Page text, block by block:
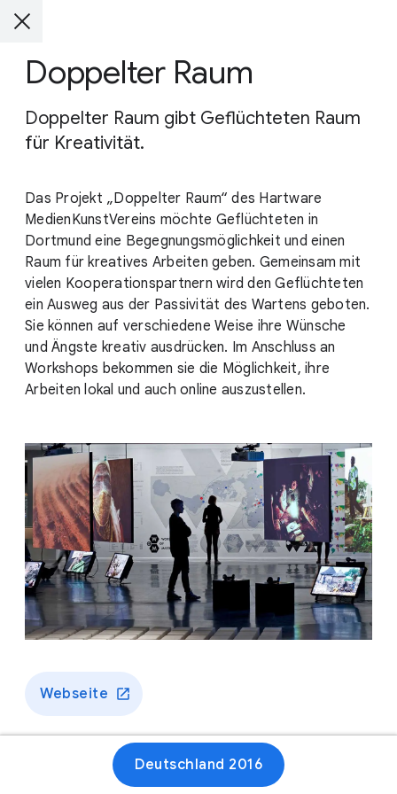
Doppelter Raum
Doppelter Raum gibt Geflüchteten Raum
für Kreativität.
Das Projekt „Doppelter Raum“ des Hartware
MedienKunstVereins möchte Geflüchteten in
Dortmund eine Begegnungsmöglichkeit und einen
Raum für kreatives Arbeiten geben. Gemeinsam mit
vielen Kooperationspartnern wird den Geflüchteten
ein Ausweg aus der Passivität des Wartens geboten.
Sie können auf verschiedene Weise ihre Wünsche
und Ängste kreativ ausdrücken. Im Anschluss an
Workshops bekommen sie die Möglichkeit, ihre
Arbeiten lokal und auch online auszustellen.
Webseite
Deutschland 2016